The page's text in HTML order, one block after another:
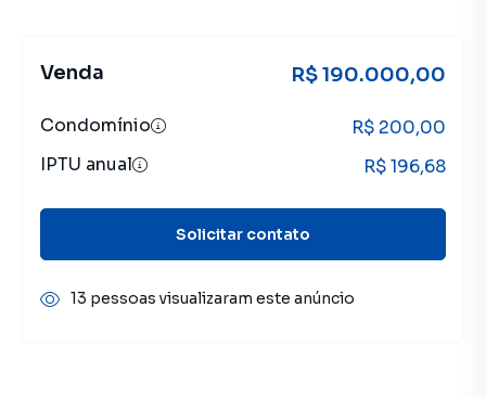
Venda R$ 190.000,00
Condomínio
R$ 200,00
IPTU anual
R$ 196,68
Solicitar contato
13 pessoas visualizaram este anúncio